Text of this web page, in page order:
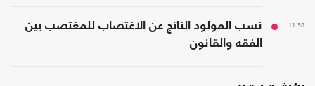
11:38
نسب المولود الناتج عن الاغتصاب للمغتصب بين
الفقه والقانون